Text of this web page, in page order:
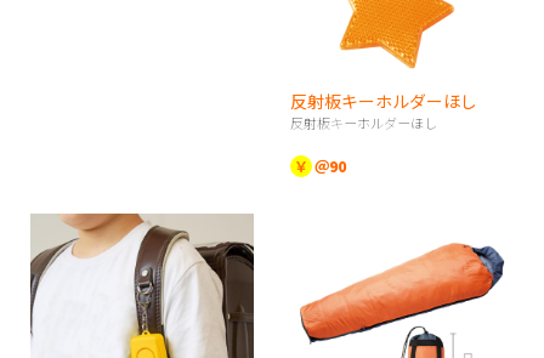
反射板キーホルダーほし
反射板キーホルダーほし
￥ ＠90